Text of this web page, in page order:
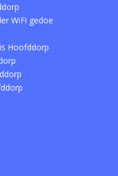
WiFi gedoe
Hoofddorp